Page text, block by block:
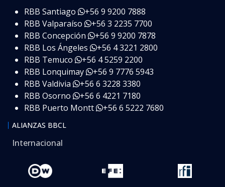
RBB Santiago
+56 9 9200 7888
RBB Valparaíso
+56 3 2235 7700
RBB Concepción
+56 9 9200 7878
RBB Los Ángeles
+56 4 3221 2800
RBB Temuco
+56 4 5259 2200
RBB Lonquimay
+56 9 7776 5943
RBB Valdivia
+56 6 3228 3380
RBB Osorno
+56 6 4221 7180
RBB Puerto Montt
+56 6 5222 7680
ALIANZAS BBCL
Internacional